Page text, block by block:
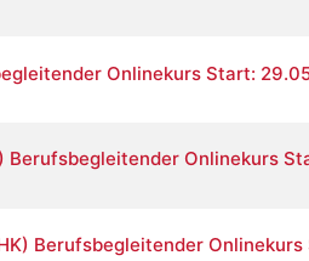
Onlinekurs Start:
Berufsbegleitender Onlinekurs
Berufsbegleitender